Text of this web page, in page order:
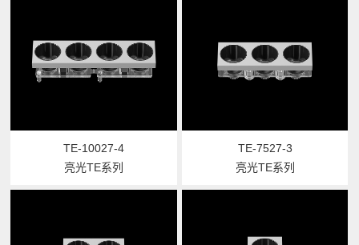
TE-10027-4
亮光TE系列
TE-7527-3
亮光TE系列